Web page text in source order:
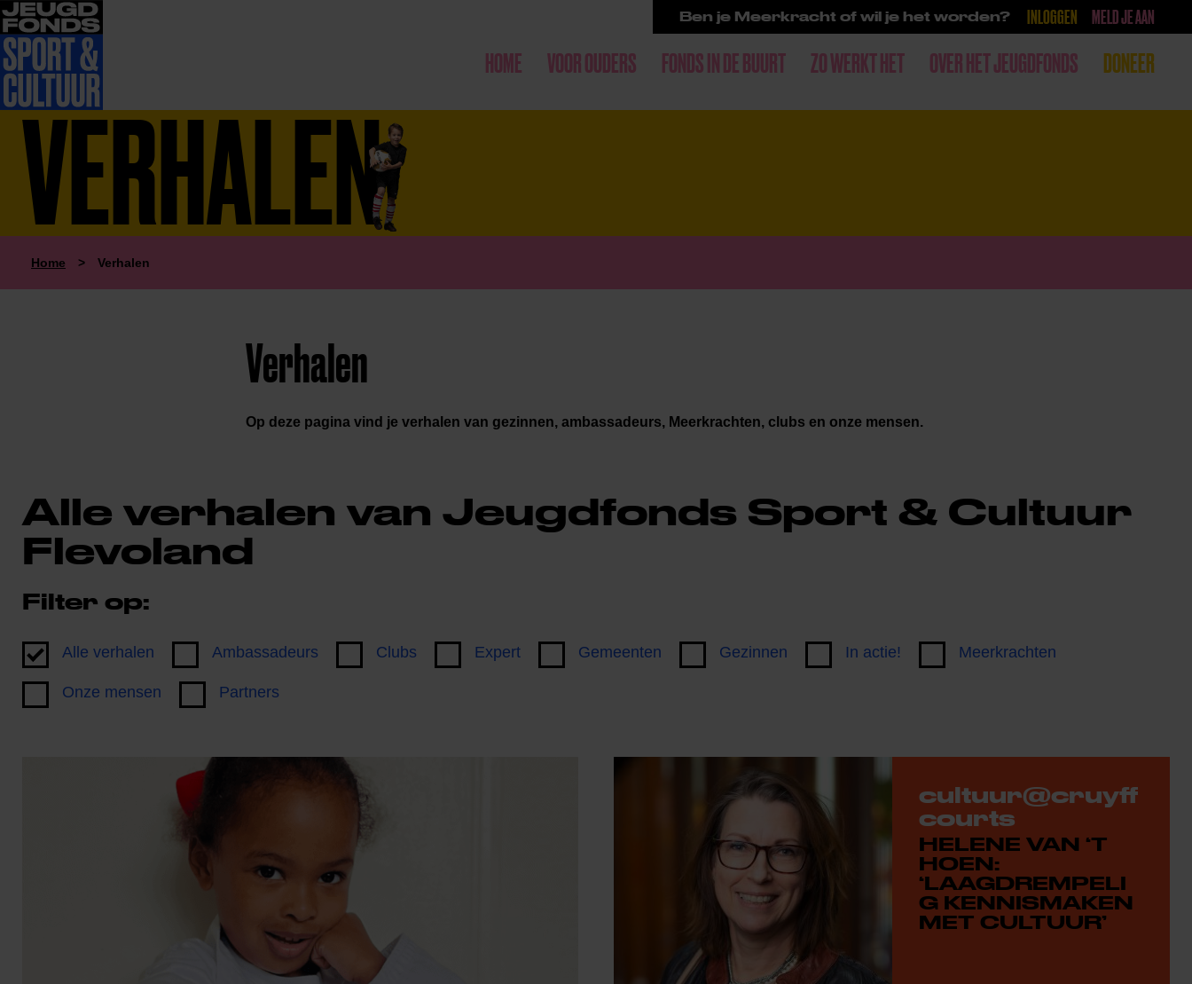
Ben je Meerkracht of wil je het worden? INLOGGEN MELD JE AAN
HOME VOOR OUDERS FONDS IN DE BUURT ZO WERKT HET OVER HET JEUGDFONDS DONEER
VERHALEN
Home > Verhalen
Verhalen
Op deze pagina vind je verhalen van gezinnen, ambassadeurs, Meerkrachten, clubs en onze mensen.
Alle verhalen van Jeugdfonds Sport & Cultuur
Flevoland
Filter op:
Alle verhalen Ambassadeurs Clubs Expert Gemeenten Gezinnen In actie! Meerkrachten
Onze mensen Partners
cultuur@cruyff
courts
HELENE VAN ‘T
HOEN:
‘LAAGDREMPELI
G KENNISMAKEN
MET CULTUUR’